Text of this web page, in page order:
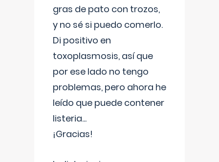
gras de pato con trozos,
y no sé si puedo comerlo.
Di positivo en
toxoplasmosis, así que
por ese lado no tengo
problemas, pero ahora he
leído que puede contener
listeria...
¡Gracias!